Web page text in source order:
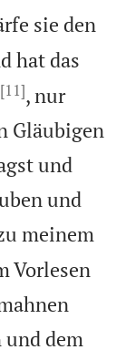
sie den
hat das
[11], nur
Gläubigen
und
und
meinem
Vorlesen
dem